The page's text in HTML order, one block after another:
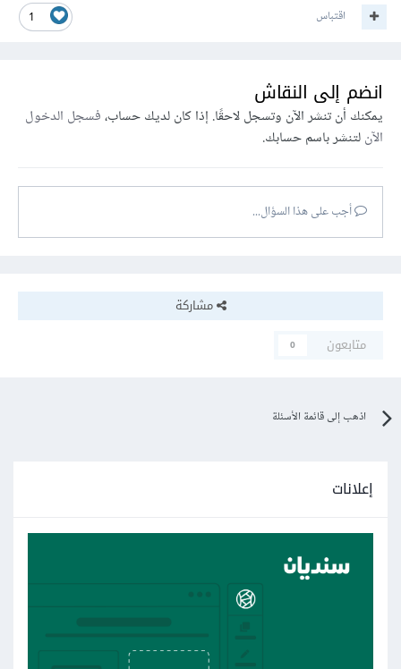
1 اقتباس
انضم إلى النقاش
يمكنك أن تنشر الآن وتسجل لاحقًا. إذا كان لديك حساب،فسجل الدخول
الآنلتنشر باسم حسابك.
أجب على هذا السؤال...
مشاركة
متابعون
0
اذهب إلى قائمة الأسئلة
إعلانات